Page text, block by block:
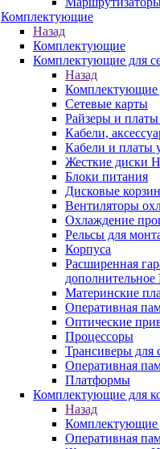
Комплектующие
Назад
Комплектующие
Комплектующие для
Назад
Комплектующие
Сетевые карты
Райзеры и
Кабели,
Кабели и платы
Жесткие диски
Блоки питания
Дисковые
Вентиляторы
Охлаждение
Рельсы для
Корпуса
Расширенная
Материнские
Оперативная
Оптические
Процессоры
Трансиверы для
Оперативная
Платформы
Комплектующие для
Назад
Комплектующие
Оперативная